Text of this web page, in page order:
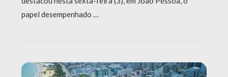
papel desempenhado …